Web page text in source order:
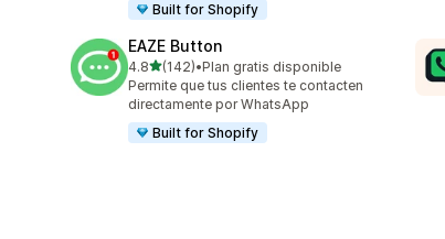
Built for Shopify
EAZE Button
4.8de 5 estrellas
(142)
142 reseñas en total
•Plan gratis disponible
Permite que tus clientes te contacten
directamente por WhatsApp
Built for Shopify